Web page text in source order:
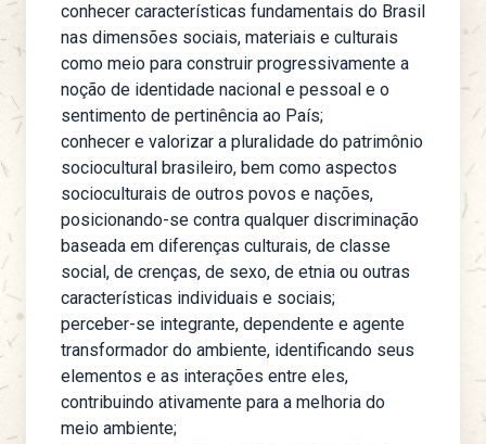
conhecer características fundamentais do Brasil
nas dimensões sociais, materiais e culturais
como meio para construir progressivamente a
noção de identidade nacional e pessoal e o
sentimento de pertinência ao País;
conhecer e valorizar a pluralidade do patrimônio
sociocultural brasileiro, bem como aspectos
socioculturais de outros povos e nações,
posicionando-se contra qualquer discriminação
baseada em diferenças culturais, de classe
social, de crenças, de sexo, de etnia ou outras
características individuais e sociais;
perceber-se integrante, dependente e agente
transformador do ambiente, identificando seus
elementos e as interações entre eles,
contribuindo ativamente para a melhoria do
meio ambiente;